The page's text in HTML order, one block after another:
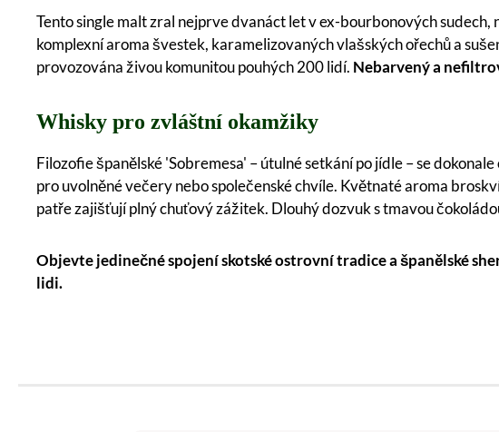
Tento single malt zral nejprve dvanáct let v ex-bourbonových sudech,
komplexní aroma švestek, karamelizovaných vlašských ořechů a
provozována živou komunitou pouhých 200 lidí. Nebarvený a
Whisky pro zvláštní okamžiky
Filozofie španělské 'Sobremesa' – útulné setkání po jídle – se
pro uvolněné večery nebo společenské chvíle. Květnaté aroma
patře zajišťují plný chuťový zážitek. Dlouhý dozvuk s tmavou
Objevte jedinečné spojení skotské ostrovní tradice a španělské
lidi.